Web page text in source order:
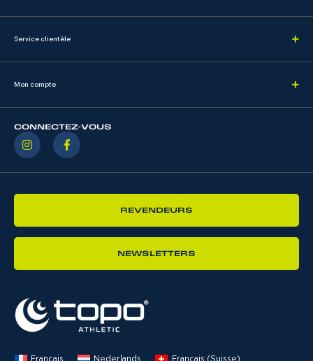
Service clientèle
Mon compte
CONNECTEZ-VOUS
REVENDEURS
NEWSLETTERS
Français Nederlands Français (Suisse)